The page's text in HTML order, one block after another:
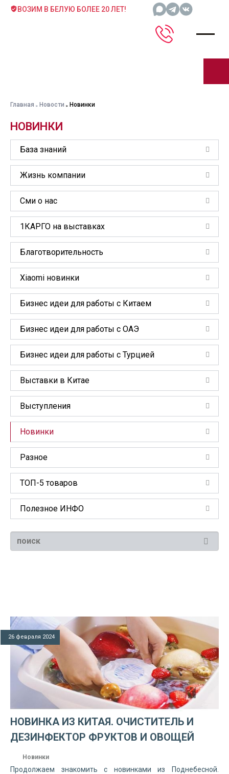
ВОЗИМ В БЕЛУЮ БОЛЕЕ 20 ЛЕТ!
Главная Новости Новинки
НОВИНКИ
База знаний
Жизнь компании
Сми о нас
1КАРГО на выставках
Благотворительность
Xiaomi новинки
Бизнес идеи для работы с Китаем
Бизнес идеи для работы с ОАЭ
Бизнес идеи для работы с Турцией
Выставки в Китае
Выступления
Новинки
Разное
ТОП-5 товаров
Полезное ИНФО
26 февраля 2024
НОВИНКА ИЗ КИТАЯ. ОЧИСТИТЕЛЬ И
ДЕЗИНФЕКТОР ФРУКТОВ И ОВОЩЕЙ
Новинки
Продолжаем знакомить с новинками из Поднебесной.